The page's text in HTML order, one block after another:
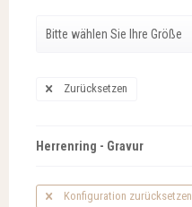
Zurücksetzen
Herrenring - Gravur
Konfiguration zurücksetzen